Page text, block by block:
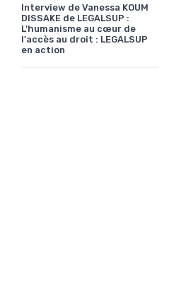
Interview de Vanessa KOUM
DISSAKE de LEGALSUP :
L'humanisme au cœur de
l'accès au droit : LEGALSUP
en action